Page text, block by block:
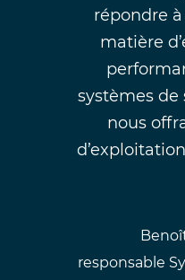
répondre
matière
systèmes de
nous
responsable